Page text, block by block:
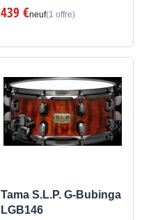
439 €neuf(1 offre)
Tama S.L.P. G-Bubinga
LGB146